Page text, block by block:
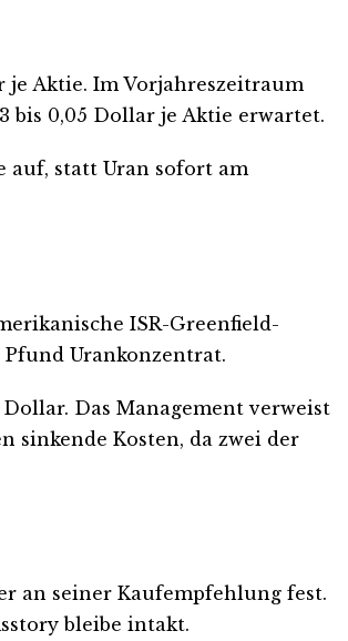
Aktie. Im Vorjahreszeitraum
bis 0,05 Dollar je Aktie erwartet.
auf, statt Uran sofort am
ISR-Greenfield-
Urankonzentrat.
Das Management verweist
sinkende Kosten, da zwei der
an seiner Kaufempfehlung fest.
bleibe intakt.